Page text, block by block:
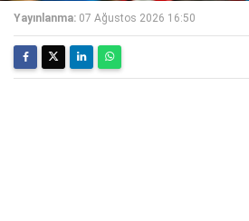
Yayınlanma: 07 Ağustos 2026 16:50